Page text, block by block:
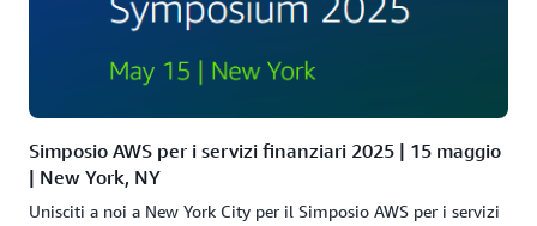
Simposio AWS per i servizi finanziari 2025 | 15 maggio
| New York, NY
Unisciti a noi a New York City per il Simposio AWS per i servizi